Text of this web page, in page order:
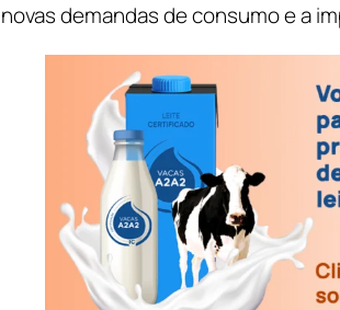
novas demandas de consumo e a